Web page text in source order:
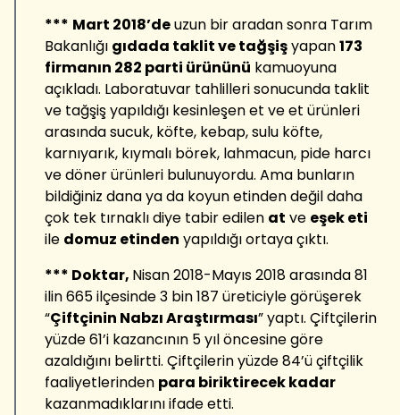
*** Mart 2018’deuzun bir aradan sonra Tarım
Bakanlığı gıdada taklit ve tağşişyapan173
firmanın 282 parti ürününü kamuoyuna
açıkladı. Laboratuvar tahlilleri sonucunda taklit
ve tağşiş yapıldığı kesinleşen et ve et ürünleri
arasında sucuk, köfte, kebap, sulu köfte,
karnıyarık, kıymalı börek, lahmacun, pide harcı
ve döner ürünleri bulunuyordu. Ama bunların
bildiğiniz dana ya da koyun etinden değil daha
çok tek tırnaklı diye tabir edilen at ve eşek eti
ile domuz etinden yapıldığı ortaya çıktı.
*** Doktar, Nisan 2018-Mayıs 2018 arasında 81
ilin 665 ilçesinde 3 bin 187 üreticiyle görüşerek
“Çiftçinin Nabzı Araştırması” yaptı. Çiftçilerin
yüzde 61’i kazancının 5 yıl öncesine göre
azaldığını belirtti. Çiftçilerin yüzde 84’ü çiftçilik
faaliyetlerinden para biriktirecek kadar
kazanmadıklarını ifade etti.